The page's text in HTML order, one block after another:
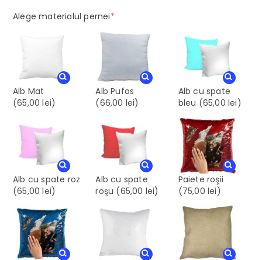
Alege materialul pernei*(required)
Alb Mat
(65,00 lei)
Alb Pufos
(66,00 lei)
Alb cu spate
bleu (65,00 lei)
Alb cu spate roz
(65,00 lei)
Alb cu spate
roşu (65,00 lei)
Paiete roşii
(75,00 lei)